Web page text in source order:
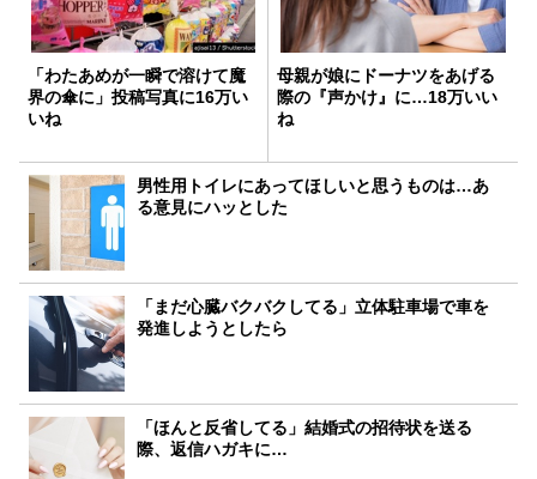
「わたあめが一瞬で溶けて魔
界の傘に」投稿写真に16万い
いね
母親が娘にドーナツをあげる
際の『声かけ』に…18万いい
ね
男性用トイレにあってほしいと思うものは…あ
る意見にハッとした
「まだ心臓バクバクしてる」立体駐車場で車を
発進しようとしたら
「ほんと反省してる」結婚式の招待状を送る
際、返信ハガキに…